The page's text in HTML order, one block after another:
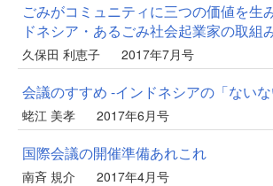
ごみがコミュニティに三つの価値を生
ドネシア・あるごみ社会起業家の取組
久保田 利恵子 2017年7月号
会議のすすめ -インドネシアの「ない
蛯江 美孝 2017年6月号
国際会議の開催準備あれこれ
南斉 規介 2017年4月号